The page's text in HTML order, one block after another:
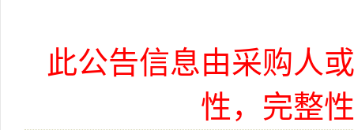
此公告信息由采购人
性，完整